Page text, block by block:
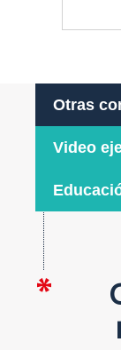
Otras
Video